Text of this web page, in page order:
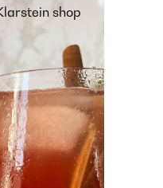
shop